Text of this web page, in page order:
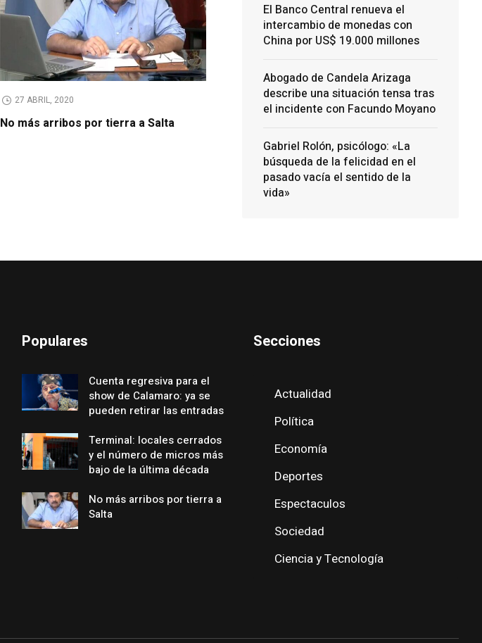
27 ABRIL, 2020
No más arribos por tierra a Salta
El Banco Central renueva el
intercambio de monedas con
China por US$ 19.000 millones
Abogado de Candela Arizaga
describe una situación tensa tras
el incidente con Facundo Moyano
Gabriel Rolón, psicólogo: «La
búsqueda de la felicidad en el
pasado vacía el sentido de la
vida»
Populares
Cuenta regresiva para el
show de Calamaro: ya se
pueden retirar las entradas
Terminal: locales cerrados
y el número de micros más
bajo de la última década
No más arribos por tierra a
Salta
Secciones
Actualidad
Política
Economía
Deportes
Espectaculos
Sociedad
Ciencia y Tecnología